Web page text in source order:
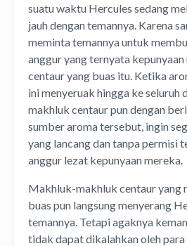
suatu waktu Hercules sedang
jauh dengan temannya. Karena
meminta temannya untuk
anggur yang ternyata
centaur yang buas itu. Ketika
ini menyeruak hingga ke seluruh
makhluk centaur pun dengan
sumber aroma tersebut, ingin
yang lancang dan tanpa permisi
anggur lezat kepunyaan mereka.
Makhluk-makhluk centaur yang
buas pun langsung menyerang
temannya. Tetapi agaknya
tidak dapat dikalahkan oleh para